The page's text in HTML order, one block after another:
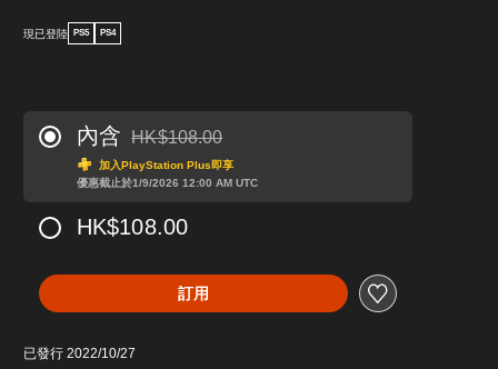
現已登陸 PS5 PS4
內含 折扣前原價為HK$108.00
HK$108.00
加入PlayStation Plus即享
優惠截止於1/9/2026 12:00 AM UTC
HK$108.00
訂用
已發行 2022/10/27